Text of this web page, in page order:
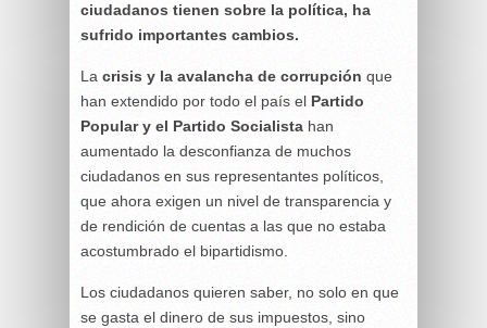
ciudadanos tienen sobre la política, ha
sufrido importantes cambios.
La crisis y la avalancha de corrupción que
han extendido por todo el país el Partido
Popular y el Partido Socialista han
aumentado la desconfianza de muchos
ciudadanos en sus representantes políticos,
que ahora exigen un nivel de transparencia y
de rendición de cuentas a las que no estaba
acostumbrado el bipartidismo.
Los ciudadanos quieren saber, no solo en que
se gasta el dinero de sus impuestos, sino